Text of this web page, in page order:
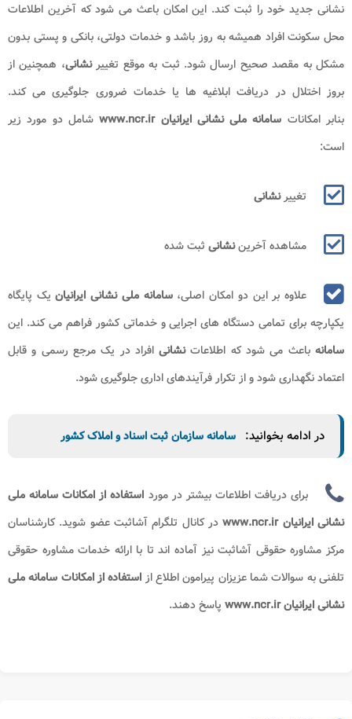
نشانی جدید خود را ثبت کند. این امکان باعث می شود که آخرین اطلاعات
محل سکونت افراد همیشه به روز باشد و خدمات دولتی، بانکی و پستی بدون
مشکل به مقصد صحیح ارسال شود. ثبت به موقع تغییرنشانی، همچنین از
بروز اختلال در دریافت ابلاغیه ها یا خدمات ضروری جلوگیری می کند.
بنابر امکانات سامانه ملی نشانی ایرانیان www.ncr.ir
شامل دو مورد زیر
است:
تغییرنشانی
مشاهده آخریننشانی ثبت شده
علاوه بر این دو امکان اصلی،سامانه ملی نشانی ایرانیانیک پایگاه
یکپارچه برای تمامی دستگاه های اجرایی و خدماتی کشور فراهم می کند. این
سامانهباعث می شود که اطلاعاتنشانیافراد در یک مرجع رسمی و قابل
اعتماد نگهداری شود و از تکرار فرآیندهای اداری جلوگیری شود.
در ادامه بخوانید: سامانه سازمان ثبت اسناد و املاک کشور
برای دریافت اطلاعات بیشتر در مورد استفاده از امکانات سامانه ملی
نشانی ایرانیان www.ncr.ir
در کانال تلگرام آشاثبت عضو شوید. کارشناسان
مرکز مشاوره حقوقی آشاثبت نیز آماده اند تا با ارائه خدمات مشاوره حقوقی
تلفنی به سوالات شما عزیزان پیراموناطلاع از استفاده از امکانات سامانه ملی
نشانی ایرانیان www.ncr.ir
پاسخ دهند.